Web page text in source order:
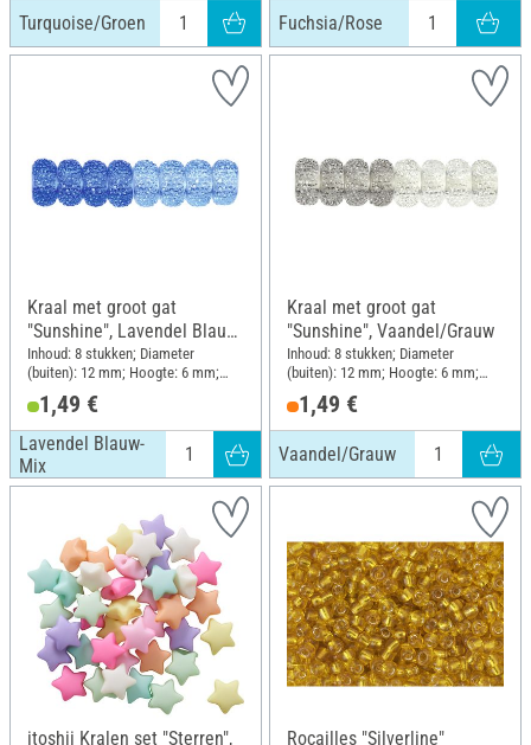
Turquoise/Groen Fuchsia/Rose
Kraal met groot gat
"Sunshine", Lavendel Blauw-
Mix
Inhoud: 8 stukken; Diameter
(buiten): 12 mm; Hoogte: 6 mm;
Materiaal: Kunststof
1,49 €
Lavendel Blauw-
Mix
Kraal met groot gat
"Sunshine", Vaandel/Grauw
Inhoud: 8 stukken; Diameter
(buiten): 12 mm; Hoogte: 6 mm;
Materiaal: Kunststof
1,49 €
Vaandel/Grauw
itoshii Kralen set "Sterren", Rocailles "Silverline"